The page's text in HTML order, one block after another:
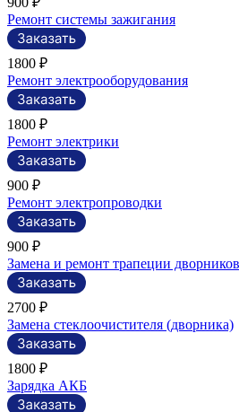
Ремонт системы зажигания
1800 ₽
Ремонт электрооборудования
1800 ₽
Ремонт электрики
900 ₽
Ремонт электропроводки
900 ₽
Замена и ремонт трапеции дворников
2700 ₽
Замена стеклоочистителя (дворника)
1800 ₽
Зарядка АКБ